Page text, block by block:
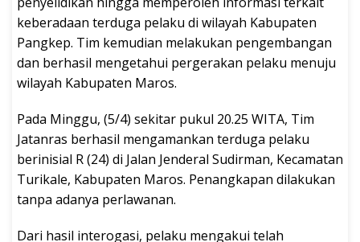
keberadaan terduga pelaku di wilayah Kabupaten
Pangkep. Tim kemudian melakukan pengembangan
dan berhasil mengetahui pergerakan pelaku menuju
wilayah Kabupaten Maros.
Pada Minggu, (5/4) sekitar pukul 20.25 WITA, Tim
Jatanras berhasil mengamankan terduga pelaku
berinisial R (24) di Jalan Jenderal Sudirman, Kecamatan
Turikale, Kabupaten Maros. Penangkapan dilakukan
tanpa adanya perlawanan.
Dari hasil interogasi, pelaku mengakui telah